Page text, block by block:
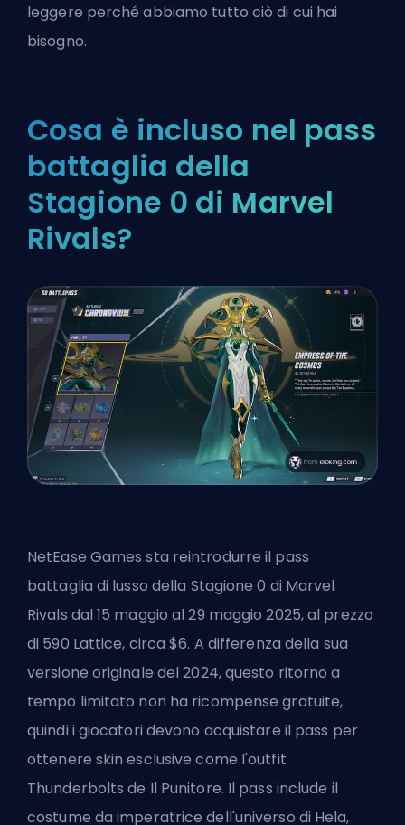
leggere perché abbiamo tutto ciò di cui hai
bisogno.
Cosa è incluso nel pass
battaglia della
Stagione 0 di Marvel
Rivals?
NetEase Games sta reintrodurre il pass
battaglia di lusso della Stagione 0 di Marvel
Rivals dal 15 maggio al 29 maggio 2025, al prezzo
di 590 Lattice, circa $6. A differenza della sua
versione originale del 2024, questo ritorno a
tempo limitato non ha ricompense gratuite,
quindi i giocatori devono acquistare il pass per
ottenere skin esclusive come l'outfit
Thunderbolts de Il Punitore. Il pass include il
costume da imperatrice dell'universo di Hela,